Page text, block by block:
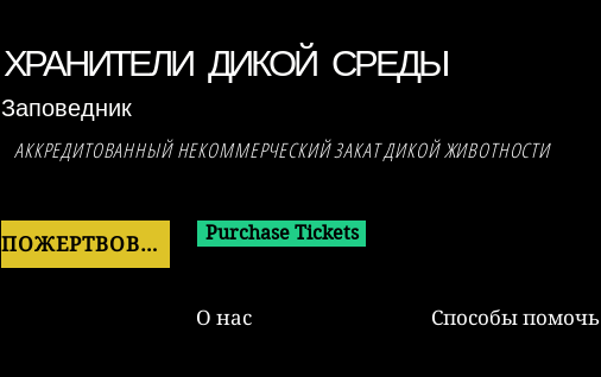
ХРАНИТЕЛИ ДИКОЙ СРЕДЫ
Заповедник
АККРЕДИТОВАННЫЙ НЕКОММЕРЧЕСКИЙ ЗАКАТ ДИКОЙ ЖИВОТНОСТИ
ПОЖЕРТВОВАТЬ СЕЙЧАС Purchase Tickets
О нас Способы помочь